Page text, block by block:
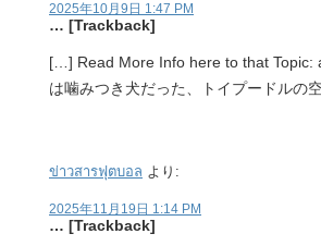
2025年10月9日 1:47 PM
… [Trackback]
[…] Read More Info here to that Topic:
は噛みつき犬だった、トイプードルの
ข่าวสารฟุตบอล より:
2025年11月19日 1:14 PM
… [Trackback]